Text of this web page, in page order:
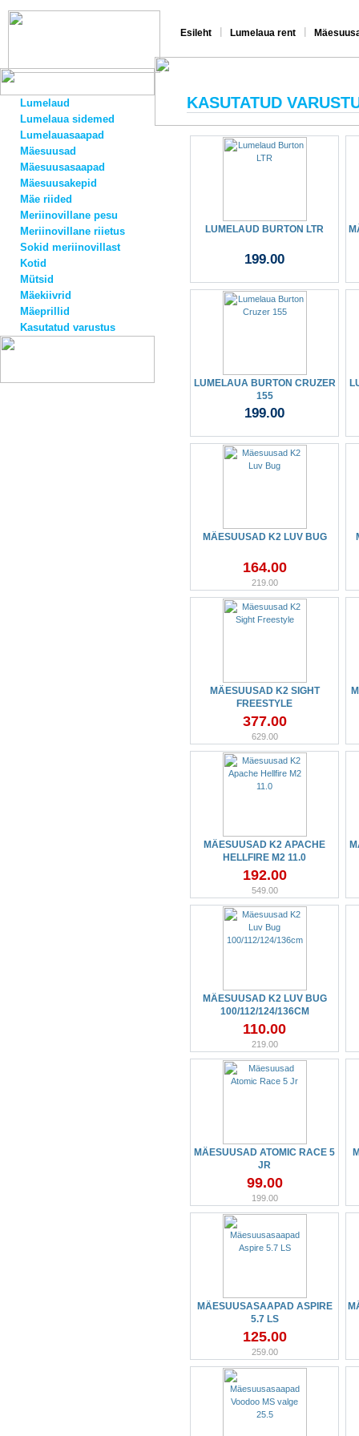
Esileht Lumelaua rent
Lumelaud
Lumelaua sidemed
Lumelauasaapad
Mäesuusad
Mäesuusasaapad
Mäesuusakepid
Mäe riided
Meriinovillane pesu
Meriinovillane riietus
Sokid meriinovillast
Kotid
Mütsid
Mäekiivrid
Mäeprillid
Kasutatud varustus
KASUTATUD
LUMELAUD BURTON LTR
199.00
LUMELAUA BURTON CRUZER
155
199.00
MÄESUUSAD K2 LUV BUG
164.00
219.00
MÄESUUSAD K2 SIGHT
FREESTYLE
377.00
629.00
MÄESUUSAD K2 APACHE
HELLFIRE M2 11.0
192.00
549.00
MÄESUUSAD K2 LUV BUG
100/112/124/136CM
110.00
219.00
MÄESUUSAD ATOMIC RACE 5
JR
99.00
199.00
MÄESUUSASAAPAD ASPIRE
5.7 LS
125.00
259.00